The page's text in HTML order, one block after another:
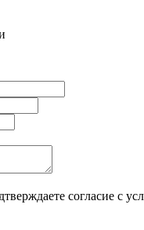
согласие с